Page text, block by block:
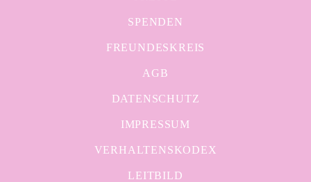
SPENDEN
FREUNDESKREIS
AGB
DATENSCHUTZ
IMPRESSUM
VERHALTENSKODEX
LEITBILD